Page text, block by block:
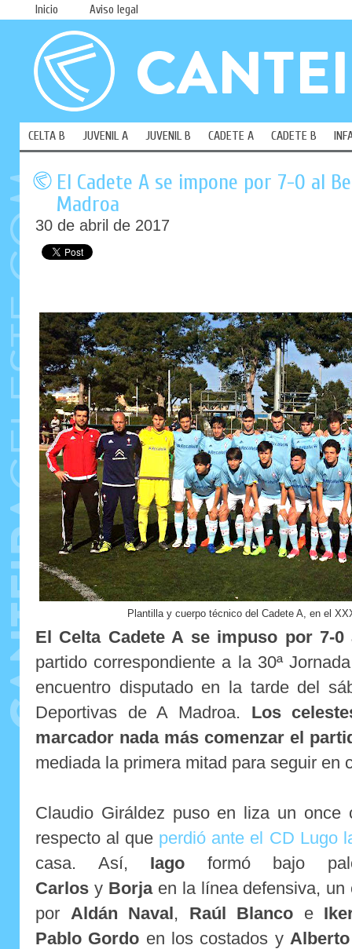
Inicio Aviso legal
CELTA B JUVENIL A JUVENIL B CADETE A CADETE B
El Cadete A se impone por 7-0 al
Madroa
30 de abril de 2017
Plantilla y cuerpo técnico del Cadete A, en el
El Celta Cadete A se impuso por 7-
partido correspondiente a la 30ª
encuentro disputado en la tarde del
Deportivas de A Madroa. Los
marcador nada más comenzar el
mediada la primera mitad para seguir en
Claudio Giráldez puso en liza un once
respecto al que perdió ante el CD Lugo
casa. Así, Iago formó bajo
Carlos y Borjaen la línea defensiva, un
por Aldán Naval , Raúl Blanco e
Pablo Gordo en los costados y